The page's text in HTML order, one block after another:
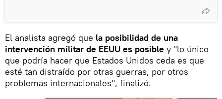
El analista agregó que la posibilidad de una
intervención militar de EEUU es posible y "lo único
que podría hacer que Estados Unidos ceda es que
esté tan distraído por otras guerras, por otros
problemas internacionales", finalizó.